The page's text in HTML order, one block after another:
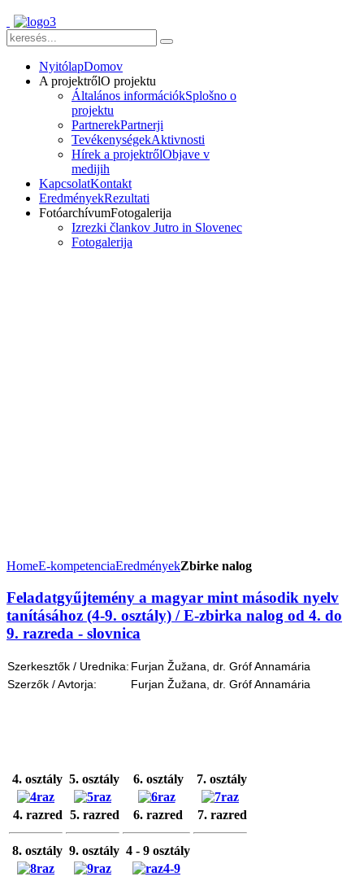
NyitólapDomov
A projektrőlO projektu
Általános információkSplošno o
projektu
PartnerekPartnerji
TevékenységekAktivnosti
Hírek a projektrőlObjave v
medijih
KapcsolatKontakt
EredményekRezultati
FotóarchívumFotogalerija
Izrezki člankov Jutro in Slovenec
Fotogalerija
HomeE-kompetenciaEredményekZbirke nalog
Feladatgyűjtemény a magyar mint második nyelv
tanításához (4-9. osztály) / E-zbirka nalog od 4. do
9. razreda - slovnica
Szerkesztők / Urednika: Furjan Žužana, dr. Gróf Annamária
Szerzők / Avtorja:
Furjan Žužana, dr. Gróf Annamária
4. osztály 5. osztály 6. osztály 7. osztály
4. razred 5. razred 6. razred 7. razred
8. osztály 9. osztály 4 - 9 osztály